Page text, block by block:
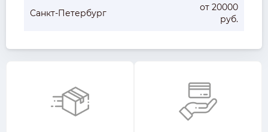
Санкт-Петербург
от 20000
руб.